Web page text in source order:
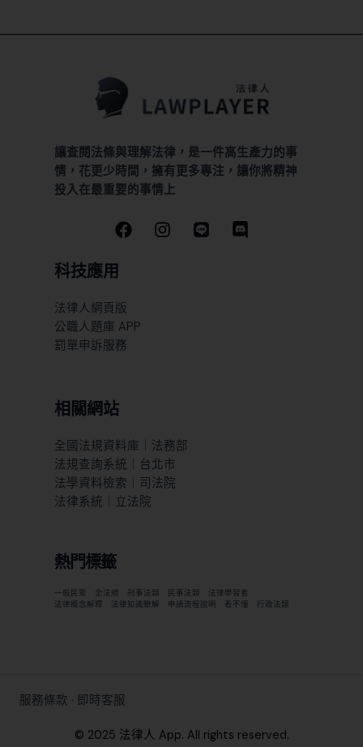
讓查閱法條與理解法律，是一件高生產力的事
情，花更少時間，擁有更多專注，讓你將精神
投入在最重要的事情上
科技應用
法律人網頁版
公職人題庫 APP
罰單申訴服務
相關網站
全國法規資料庫｜法務部
法規查詢系統｜台北市
法學資料檢索｜司法院
法律系統｜立法院
熱門標籤
一般民眾 全法規 刑事法類 民事法類
法律學習者
法律概念解釋
法律知識瞭解 申請流程說明 看不懂 行政法類
服務條款 · 即時客服
© 2025 法律人 App. All rights reserved.